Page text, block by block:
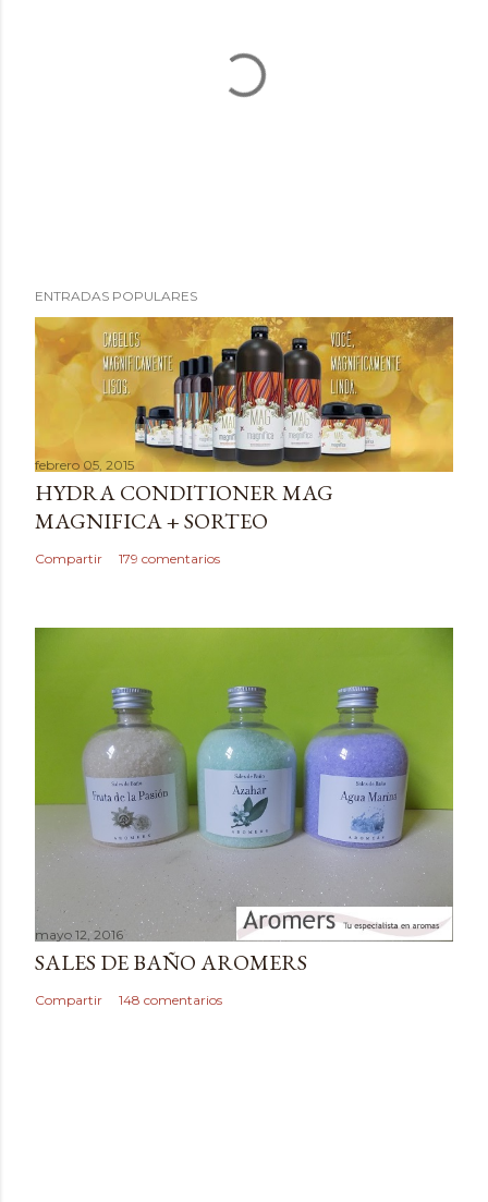
u
b
a
r
u
n
c
o
ENTRADAS POPULARES
febrero 05, 2015
HYDRA CONDITIONER MAG
MAGNIFICA + SORTEO
Compartir 179 comentarios
mayo 12, 2016
SALES DE BAÑO AROMERS
Compartir 148 comentarios